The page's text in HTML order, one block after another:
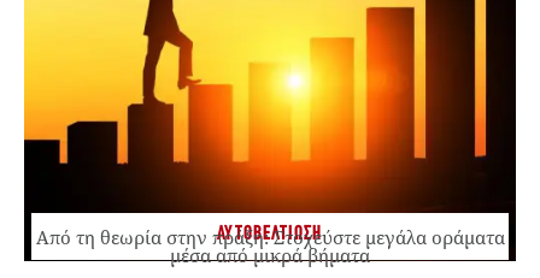
ΑΥΤΟΒΕΛΤΙΩΣΗ
Από τη θεωρία στην πράξη: Στοχεύστε μεγάλα οράματα
μέσα από μικρά βήματα